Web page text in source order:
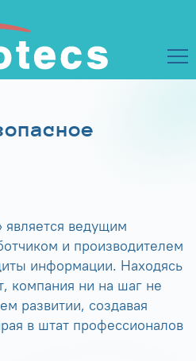
ведущим
и производителем
информации. Находясь
компания ни на шаг не
развитии, создавая
в штат профессионалов